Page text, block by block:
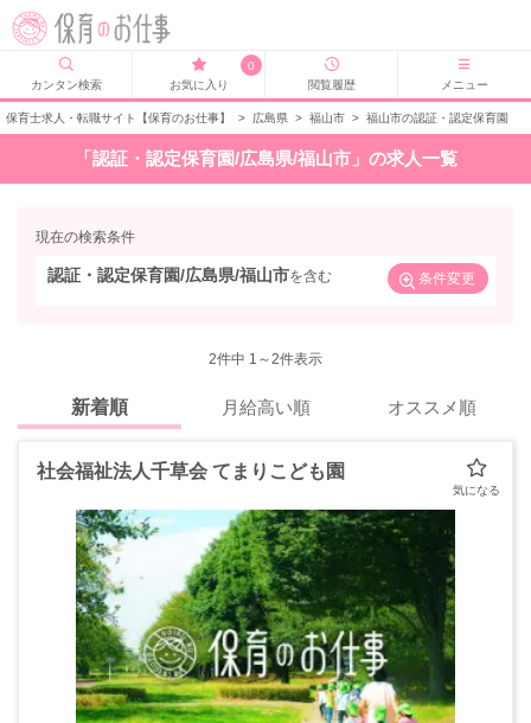
カンタン検索
0
お気に入り
閲覧履歴 メニュー
保育士求人・転職サイト【保育のお仕事】 > 広島県 > 福山市 > 福山市の認証・認定保育園
「認証・認定保育園/広島県/福山市」の求人一覧
現在の検索条件
認証・認定保育園/広島県/福山市を含む 条件変更
2件中 1～2件表示
新着順 月給高い順 オススメ順
社会福祉法人千草会 てまりこども園